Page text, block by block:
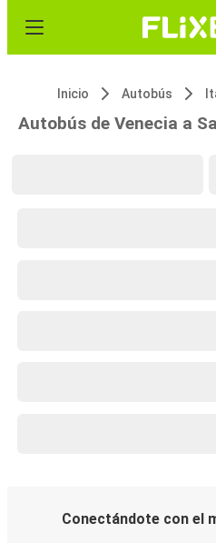
Inicio Autobús
Autobús de Venecia a
Conectándote con el